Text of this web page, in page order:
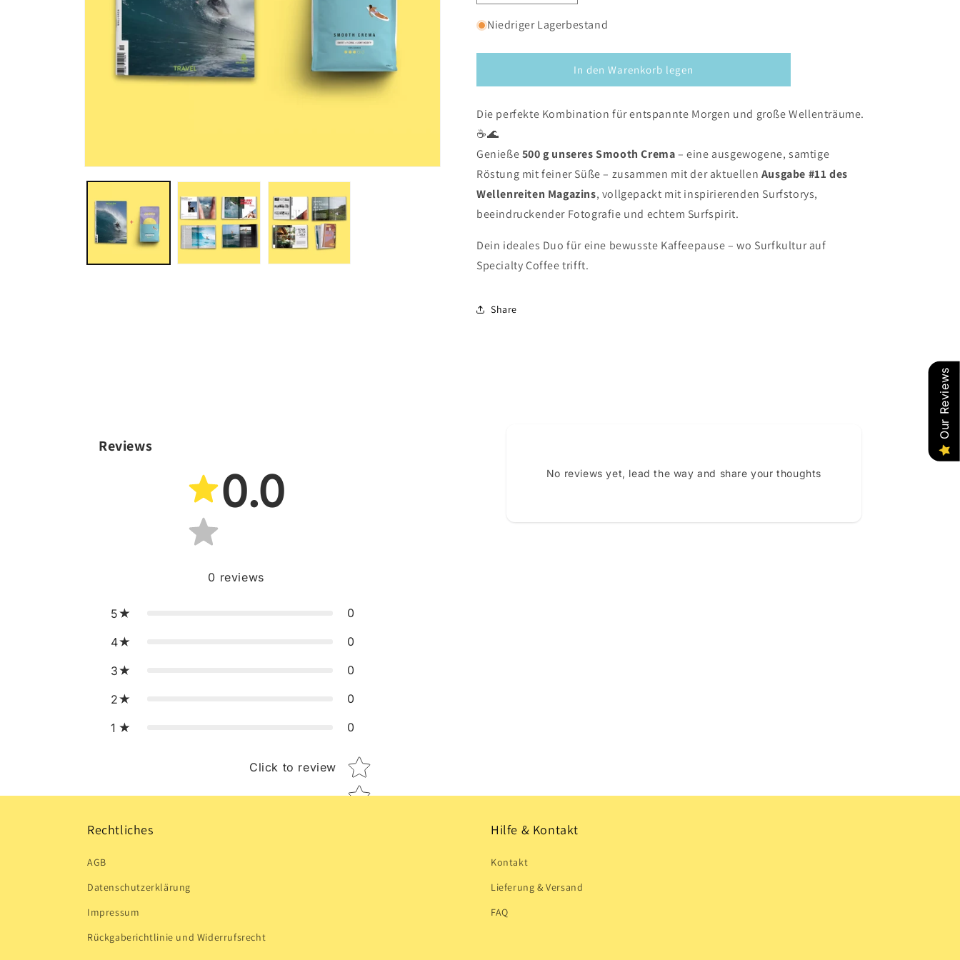
die
Menge
Smooth
+
Magazin
#11
die
Menge
Smooth
Crema
+
Magazin
Niedriger Lagerbestand
In den Warenkorb legen
Die perfekte Kombination für entspannte Morgen und große Wellenträume.
☕🌊
Genieße500 g unseres Smooth Crema– eine ausgewogene, samtige
Röstung mit feiner Süße – zusammen mit der aktuellen Ausgabe #11 des
Wellenreiten Magazins, vollgepackt mit inspirierenden Surfstorys,
beeindruckender Fotografie und echtem Surfspirit.
Dein ideales Duo für eine bewusste Kaffeepause – wo Surfkultur auf
Specialty Coffee trifft.
Share
Reviews
0.0
0 reviews
5 0
4 0
3 0
2 0
1 0
Click to review Star rating
No reviews yet, lead the way and share your thoughts
Rechtliches
AGB
Datenschutzerklärung
Impressum
Rückgaberichtlinie und Widerrufsrecht
Hilfe & Kontakt
Kontakt
Lieferung & Versand
FAQ
Our Reviews